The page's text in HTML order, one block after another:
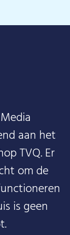
aan het
TVQ. Er
om de
is geen